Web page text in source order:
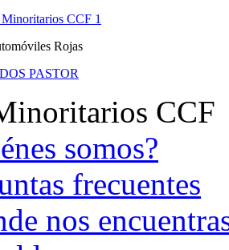
CCF
somos?
frecuentes
nos